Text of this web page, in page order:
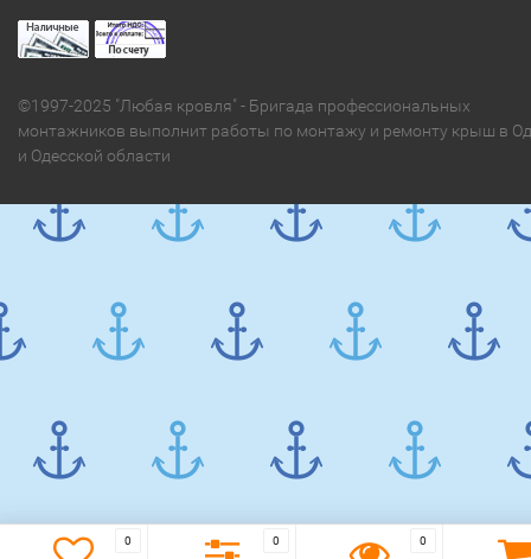
©1997-2025 "Любая кровля" - Бригада профессиональных
монтажников выполнит работы по монтажу и ремонту крыш в
и Одесской области
0 0 0